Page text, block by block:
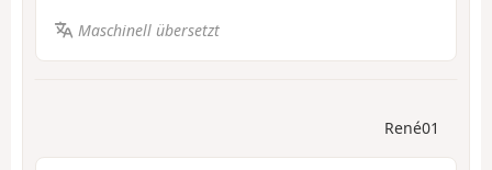
Maschinell übersetzt
René01